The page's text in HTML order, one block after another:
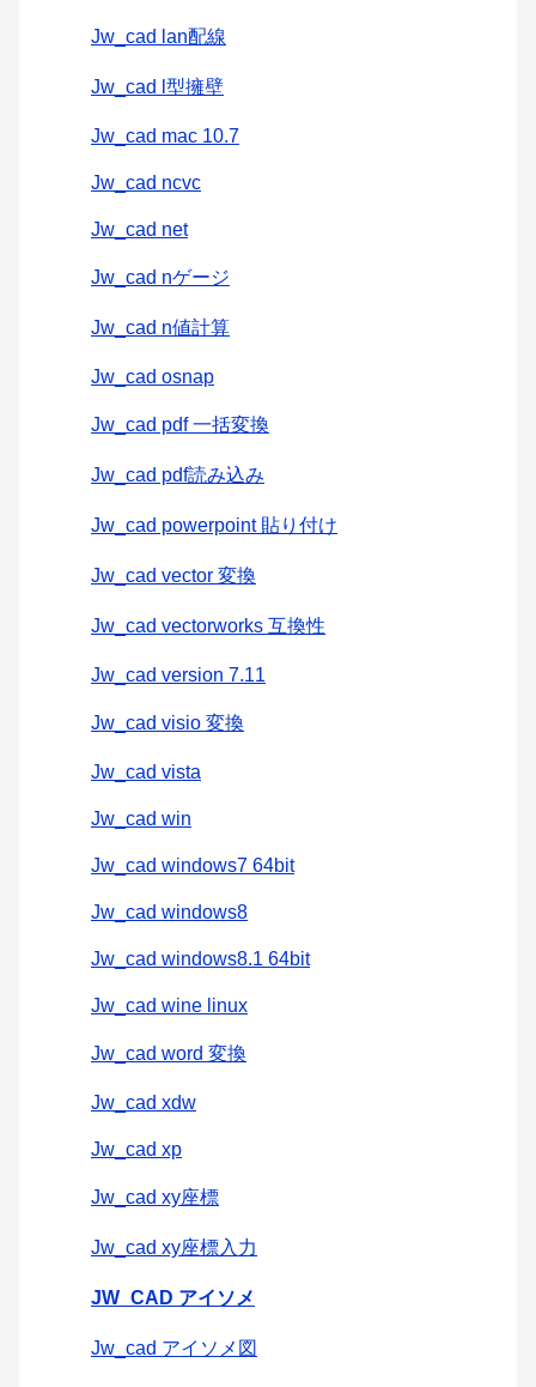
Jw_cad lan配線
Jw_cad l型擁壁
Jw_cad mac 10.7
Jw_cad ncvc
Jw_cad net
Jw_cad nゲージ
Jw_cad n値計算
Jw_cad osnap
Jw_cad pdf 一括変換
Jw_cad pdf読み込み
Jw_cad powerpoint 貼り付け
Jw_cad vector 変換
Jw_cad vectorworks 互換性
Jw_cad version 7.11
Jw_cad visio 変換
Jw_cad vista
Jw_cad win
Jw_cad windows7 64bit
Jw_cad windows8
Jw_cad windows8.1 64bit
Jw_cad wine linux
Jw_cad word 変換
Jw_cad xdw
Jw_cad xp
Jw_cad xy座標
Jw_cad xy座標入力
JW_CAD アイソメ
Jw_cad アイソメ図